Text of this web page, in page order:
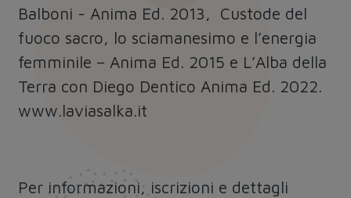
Balboni - Anima Ed. 2013, Custode del
fuoco sacro, lo sciamanesimo e l’energia
femminile – Anima Ed. 2015 e L’Alba della
Terra con Diego Dentico Anima Ed. 2022.
www.laviasalka.it
Per informazioni, iscrizioni e dettagli